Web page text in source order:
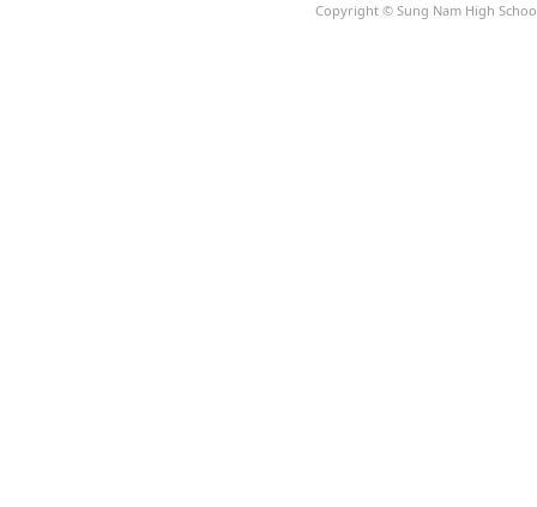
Copyright © Sung Nam High